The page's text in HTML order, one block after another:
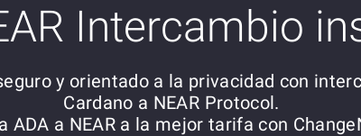
Intercambio
y orientado a la privacidad con
Cardano a NEAR Protocol.
ADA a NEAR a la mejor tarifa con